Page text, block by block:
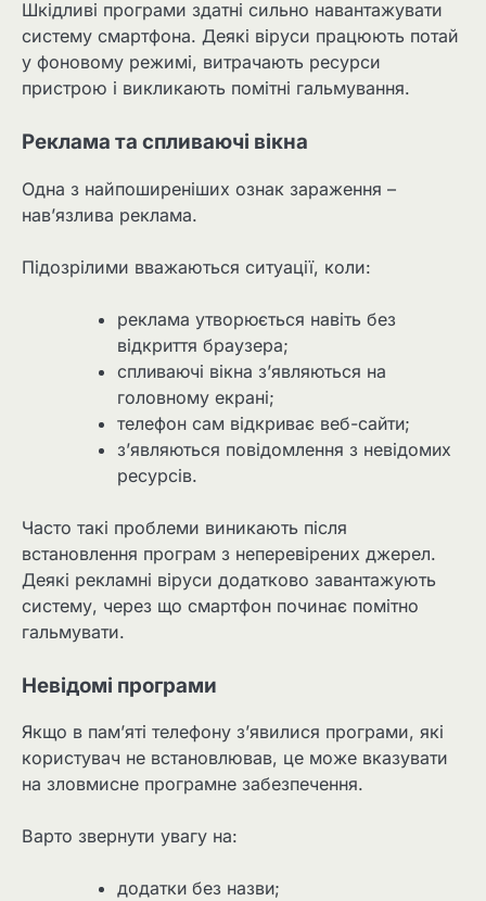
Шкідливі програми здатні сильно навантажувати
систему смартфона. Деякі віруси працюють потай
у фоновому режимі, витрачають ресурси
пристрою і викликають помітні гальмування.
Реклама та спливаючі вікна
Одна з найпоширеніших ознак зараження –
нав’язлива реклама.
Підозрілими вважаються ситуації, коли:
реклама утворюється навіть без
відкриття браузера;
спливаючі вікна з’являються на
головному екрані;
телефон сам відкриває веб-сайти;
з’являються повідомлення з невідомих
ресурсів.
Часто такі проблеми виникають після
встановлення програм з неперевірених джерел.
Деякі рекламні віруси додатково завантажують
систему, через що смартфон починає помітно
гальмувати.
Невідомі програми
Якщо в пам’яті телефону з’явилися програми, які
користувач не встановлював, це може вказувати
на зловмисне програмне забезпечення.
Варто звернути увагу на:
додатки без назви;